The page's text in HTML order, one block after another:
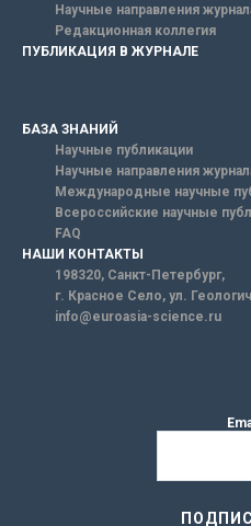
Научные направления
Редакционная коллегия
ПУБЛИКАЦИЯ В ЖУРНАЛЕ
БАЗА ЗНАНИЙ
Научные публикации
Научные направления
Международные научные
Всероссийские научные
FAQ
НАШИ КОНТАКТЫ
198320, Санкт-Петербург,
г. Красное Село, ул.
info@euroasia-science.ru